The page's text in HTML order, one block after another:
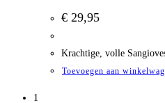
€ 29,95
Krachtige, volle
Toevoegen aan
1